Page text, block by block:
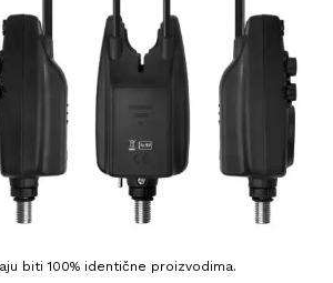
biti 100% identične proizvodima.